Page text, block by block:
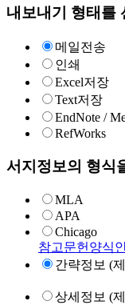
내보내기 형태를
메일전송
인쇄
Excel저장
Text저장
EndNote /
RefWorks
서지정보의 형식
MLA
APA
Chicago
참고문헌양식
간략정보 (
상세정보 (